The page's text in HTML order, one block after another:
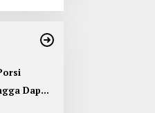
Dapur